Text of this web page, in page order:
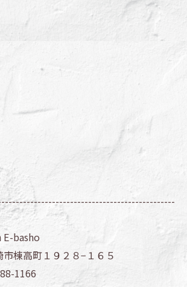
basho
棟高町１９２８−１６５
1166